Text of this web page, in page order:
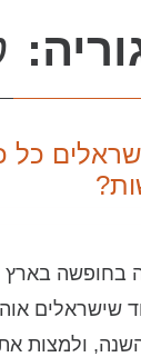
כל
בחופשה בארץ
שישראלים
ולמצות